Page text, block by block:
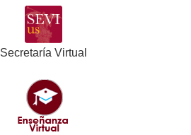
Secretaría Virtual